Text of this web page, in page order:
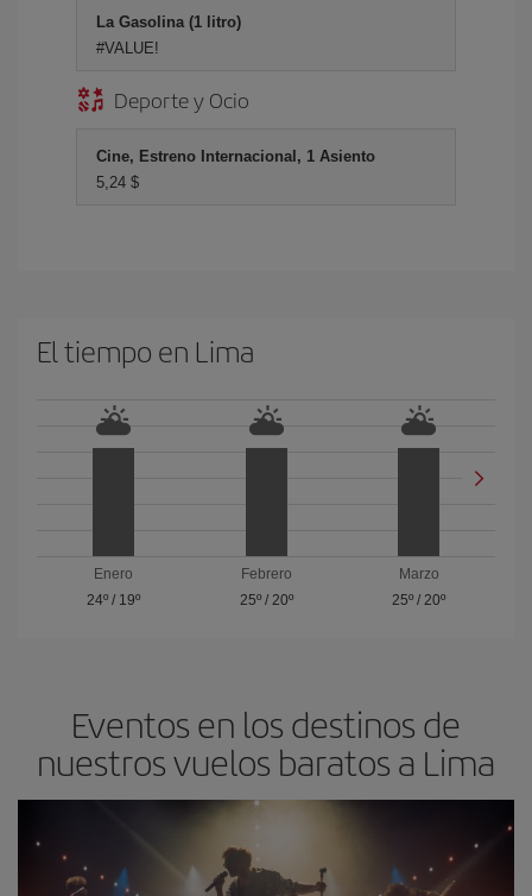
La Gasolina (1 litro)
#VALUE!
Deporte y Ocio
Cine, Estreno Internacional, 1 Asiento
5,24 $
El tiempo en Lima
Enero
24º/ 19º
Febrero
25º/ 20º
Marzo
25º /20º
Eventos en los destinos de
nuestros vuelos baratos a Lima